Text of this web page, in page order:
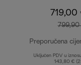
719,00
Preporučena
Uključen PDV u
143,80 €